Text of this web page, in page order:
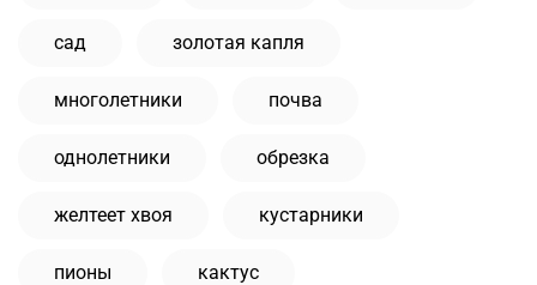
сад золотая капля
многолетники почва
однолетники обрезка
желтеет хвоя кустарники
пионы кактус